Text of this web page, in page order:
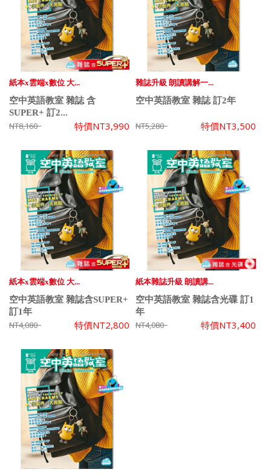
紙本x雲端x數位 大...
空中英語教室 雜誌 含
SUPER+ 訂2...
NT8,160 特價NT3,990
雜誌升級 朗讀講解一...
空中英語教室 雜誌 訂2年
NT5,280 特價NT3,500
紙本x雲端x數位 大...
空中英語教室 雜誌含SUPER+
訂1年
NT4,080 特價NT2,800
紙本雜誌升級 朗讀講...
空中英語教室 雜誌含光碟 訂1
年
NT4,080 特價NT3,400